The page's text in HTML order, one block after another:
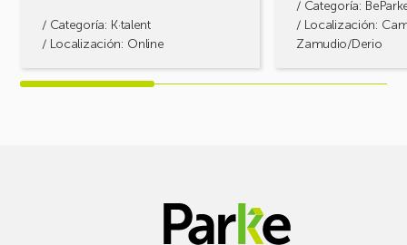
/ Categoría: K·talent
/ Localización: Online
/ Categoría:
/ Localización:
Zamudio/Derio